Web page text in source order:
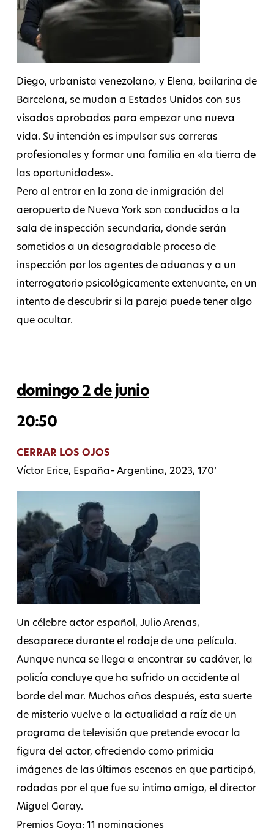
Diego, urbanista venezolano, y Elena, bailarina de
Barcelona, se mudan a Estados Unidos con sus
visados aprobados para empezar una nueva
vida. Su intención es impulsar sus carreras
profesionales y formar una familia en «la tierra de
las oportunidades».
Pero al entrar en la zona de inmigración del
aeropuerto de Nueva York son conducidos a la
sala de inspección secundaria, donde serán
sometidos a un desagradable proceso de
inspección por los agentes de aduanas y a un
interrogatorio psicológicamente extenuante, en un
intento de descubrir si la pareja puede tener algo
que ocultar.
domingo 2 de junio
20:50
CERRAR LOS OJOS
Víctor Erice, España– Argentina, 2023, 170’
Un célebre actor español, Julio Arenas,
desaparece durante el rodaje de una película.
Aunque nunca se llega a encontrar su cadáver, la
policía concluye que ha sufrido un accidente al
borde del mar. Muchos años después, esta suerte
de misterio vuelve a la actualidad a raíz de un
programa de televisión que pretende evocar la
figura del actor, ofreciendo como primicia
imágenes de las últimas escenas en que participó,
rodadas por el que fue su íntimo amigo, el director
Miguel Garay.
Premios Goya: 11 nominaciones